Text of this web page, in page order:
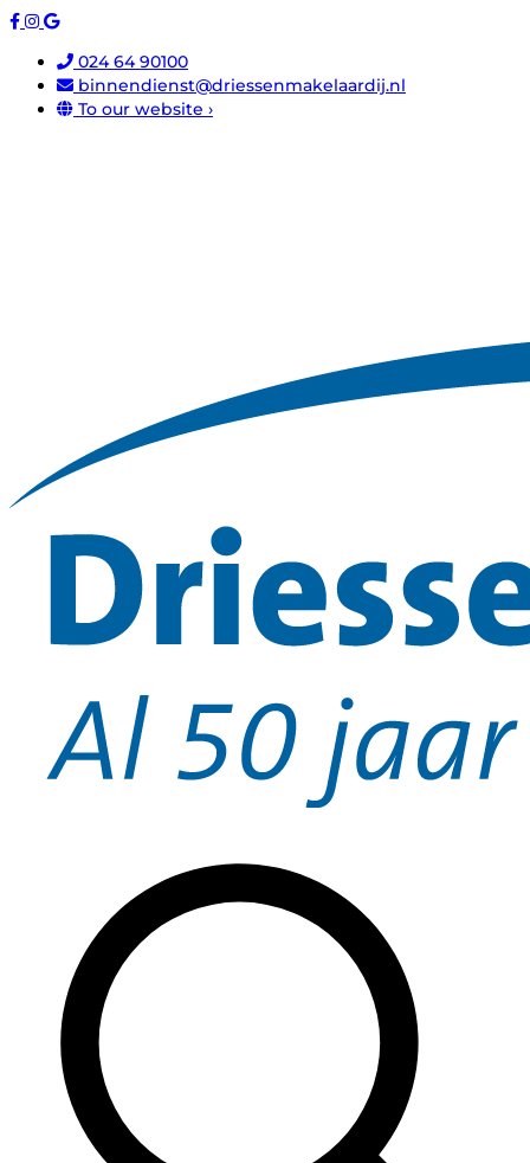
024 64 90100
binnendienst@driessenmakelaardij.nl
To our website ›